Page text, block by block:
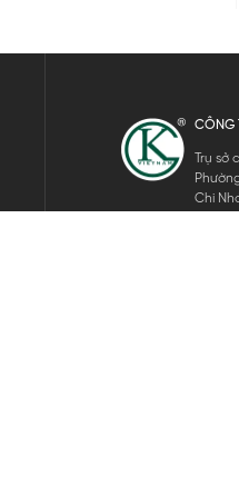
CÔNG
Trụ sở
Chi